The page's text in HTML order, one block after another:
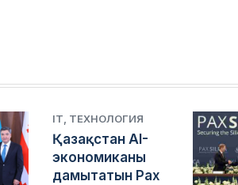
IT, ТЕХНОЛОГИЯ
Қазақстан AI-
экономиканы
дамытатын Pax